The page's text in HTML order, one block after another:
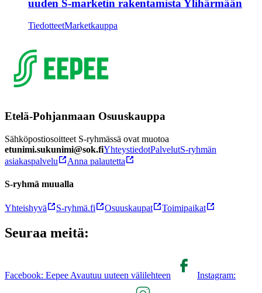
uuden S-marketin rakentamista Ylihärmään
TiedotteetMarketkauppa
Etelä-Pohjanmaan Osuuskauppa
Sähköpostiosoitteet S-ryhmässä ovat muotoa
etunimi.sukunimi@sok.fiYhteystiedotPalvelutS-ryhmän
asiakaspalvelu
Anna palautetta
S-ryhmä muualla
Yhteishyvä S-ryhmä.fi Osuuskaupat Toimipaikat
Seuraa meitä:
Facebook: Eepee Avautuu uuteen välilehteen Instagram: